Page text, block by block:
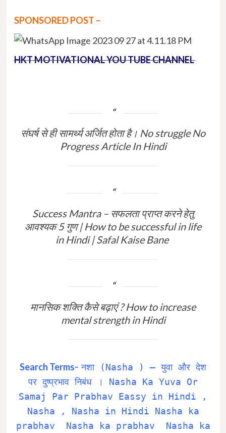
SPONSORED POST –
HKT MOTIVATIONAL YOU TUBE CHANNEL
संघर्ष से ही सामर्थ्य अर्जित होता है। No struggle No
Progress Article In Hindi
Success Mantra – सफलता प्राप्त करने हेतु
आवश्यक 5 गुण | How to be successful in life
in Hindi | Safal Kaise Bane
मानसिक शक्ति कैसे बढ़ाएं ? How to increase
mental strength in Hindi
Search Terms-नशा (Nasha ) – युवा और देश
पर दुष्प्रभाव निबंध । Nasha Ka Yuva Or
Samaj Par Prabhav Eassy in Hindi ,
Nasha , Nasha in Hindi Nasha ka
prabhav Nasha ka prabhav Nasha ka